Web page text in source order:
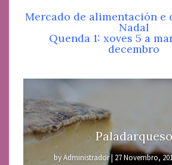
Mercado de alimentación e
Nadal
Quenda 1: xoves 5 a
decembro
Paladarqueso
byAdministrador| 27 Novembro,